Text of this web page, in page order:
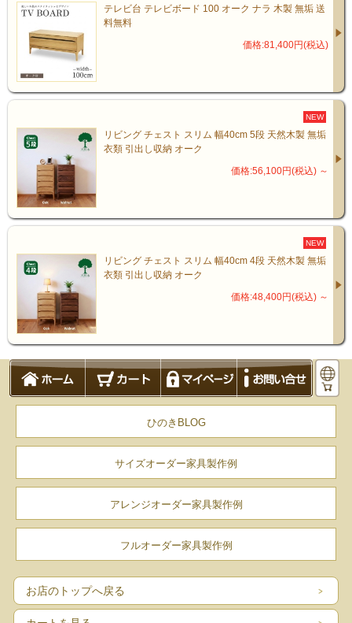
・高級感あるウォールナット
商品仕様
幅40cm
奥行35cm
テレビ台 テレビボード 100 オーク ナラ 木製 無垢 送
料無料
価格:81,400円(税込)
NEW
リビング チェスト スリム 幅40cm 5段 天然木製 無垢
衣類 引出し収納 オーク
価格:56,100円(税込) ～
NEW
リビング チェスト スリム 幅40cm 4段 天然木製 無垢
衣類 引出し収納 オーク
価格:48,400円(税込) ～
ひのきBLOG
サイズオーダー家具製作例
アレンジオーダー家具製作例
フルオーダー家具製作例
お店のトップへ戻る